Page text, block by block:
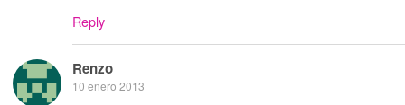
Reply
Renzo
10 enero 2013